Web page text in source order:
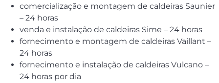
comercialização e montagem de caldeiras Saunier
– 24 horas
venda e instalação de caldeiras Sime – 24 horas
fornecimento e montagem de caldeiras Vaillant –
24 horas
fornecimento e instalação de caldeiras Vulcano –
24 horas por dia